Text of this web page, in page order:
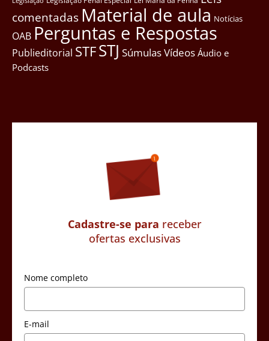
comentadas Material de aula Notícias
OAB Perguntas e Respostas
Publieditorial STFSTJ SúmulasVídeos Áudio e
Podcasts
Cadastre-se para receber
ofertas exclusivas
Nome completo
E-mail